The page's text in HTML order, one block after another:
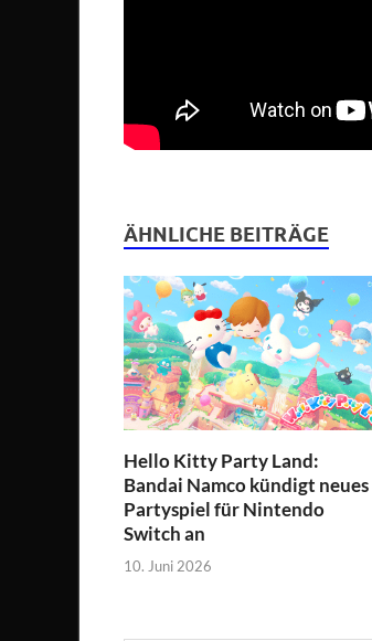
ÄHNLICHE BEITRÄGE
Hello Kitty Party Land:
Bandai Namco kündigt neues
Partyspiel für Nintendo
Switch an
10. Juni 2026